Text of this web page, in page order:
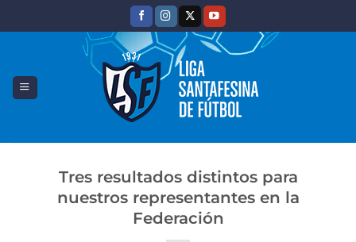
Tres resultados distintos para
nuestros representantes en la
Federación